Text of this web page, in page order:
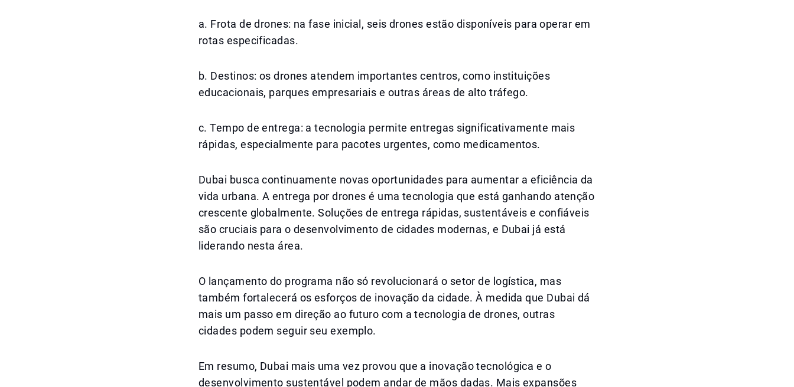
a. Frota de drones: na fase inicial, seis drones estão disponíveis para operar em
rotas especificadas.
b. Destinos: os drones atendem importantes centros, como instituições
educacionais, parques empresariais e outras áreas de alto tráfego.
c. Tempo de entrega: a tecnologia permite entregas significativamente mais
rápidas, especialmente para pacotes urgentes, como medicamentos.
Dubai busca continuamente novas oportunidades para aumentar a eficiência da
vida urbana. A entrega por drones é uma tecnologia que está ganhando atenção
crescente globalmente. Soluções de entrega rápidas, sustentáveis e confiáveis
são cruciais para o desenvolvimento de cidades modernas, e Dubai já está
liderando nesta área.
O lançamento do programa não só revolucionará o setor de logística, mas
também fortalecerá os esforços de inovação da cidade. À medida que Dubai dá
mais um passo em direção ao futuro com a tecnologia de drones, outras
cidades podem seguir seu exemplo.
Em resumo, Dubai mais uma vez provou que a inovação tecnológica e o
desenvolvimento sustentável podem andar de mãos dadas. Mais expansões